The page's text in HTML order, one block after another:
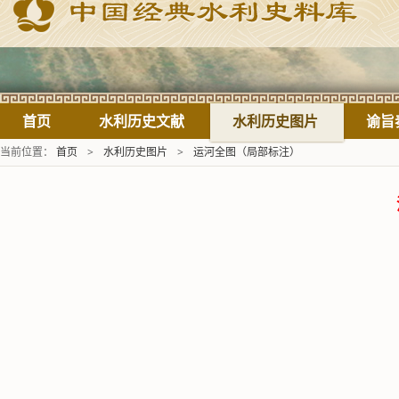
首页 水利历史文献 水利历史图片 谕旨
当前位置： 首页 > 水利历史图片 > 运河全图（局部标注）